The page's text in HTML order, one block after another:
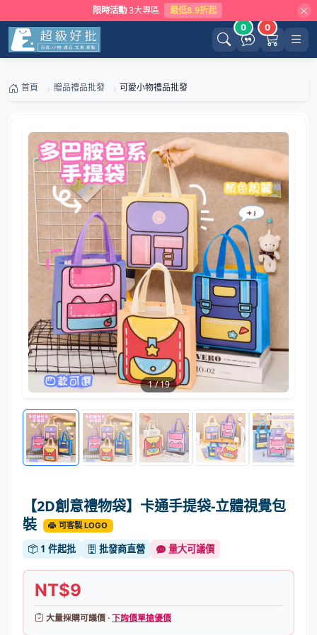
限時活動 3大專區 最低8.9折起
0 0
首頁 贈品禮品批發 可愛小物禮品批發
1/19
【2D創意禮物袋】卡通手提袋-立體視覺包
裝
可客製 LOGO
1 件起批 批發商直營 量大可議價
NT$9
大量採購可議價 ·下詢價單搶優價